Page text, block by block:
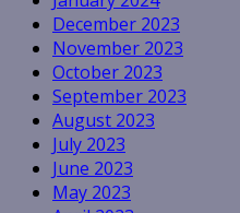
December 2023
November 2023
October 2023
September 2023
August 2023
July 2023
June 2023
May 2023